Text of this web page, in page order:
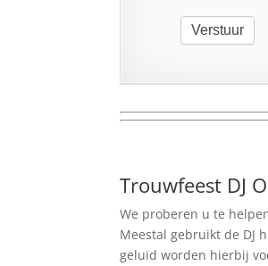
Verstuur
Trouwfeest DJ
We proberen u te
Meestal gebruikt de DJ
geluid worden hierbij